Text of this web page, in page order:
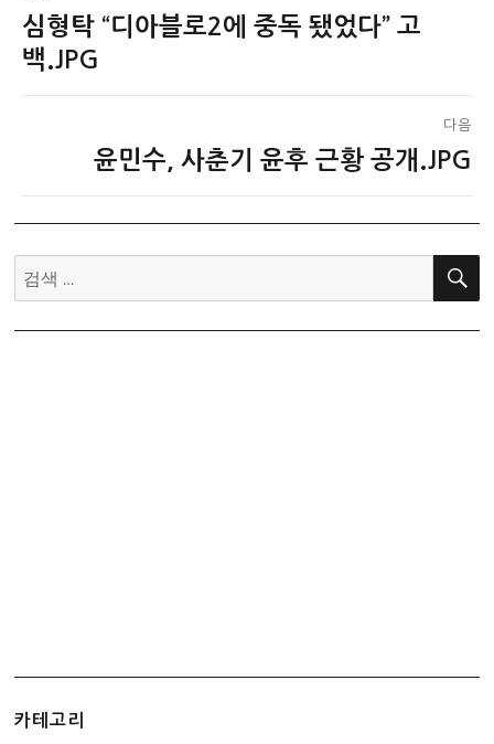
탐
색
이
전
심형탁 “디아블로2에 중독 됐었다” 고
백.JPG
다음
글:
윤민수, 사춘기 윤후 근황 공개.JPG
검
색:
검
카테고리